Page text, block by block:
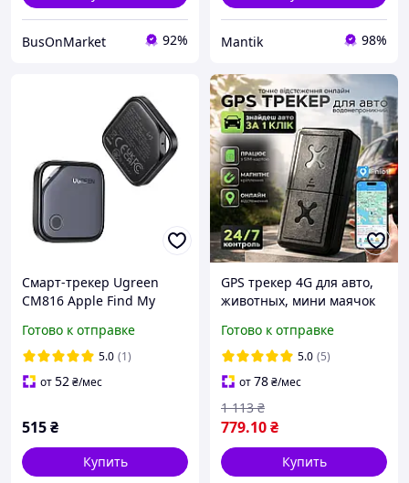
BusOnMarket 92% Mantik 98%
Смарт-трекер Ugreen
CM816 Apple Find My
Готово к отправке
5.0 (1)
от52₴/мес
515₴
Купить
GPS трекер 4G для авто,
животных, мини маячок
машины, миниатюрный
автомобильный gps
Hechpro (1684)
Готово к отправке
5.0 (5)
от78₴/мес
779.10₴
1 113 ₴
Купить